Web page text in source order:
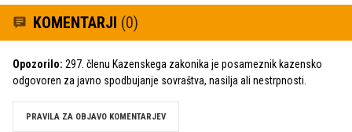
KOMENTARJI (0)
Opozorilo: 297. členu Kazenskega zakonika je posameznik kazensko
odgovoren za javno spodbujanje sovraštva, nasilja ali nestrpnosti.
PRAVILA ZA OBJAVO KOMENTARJEV